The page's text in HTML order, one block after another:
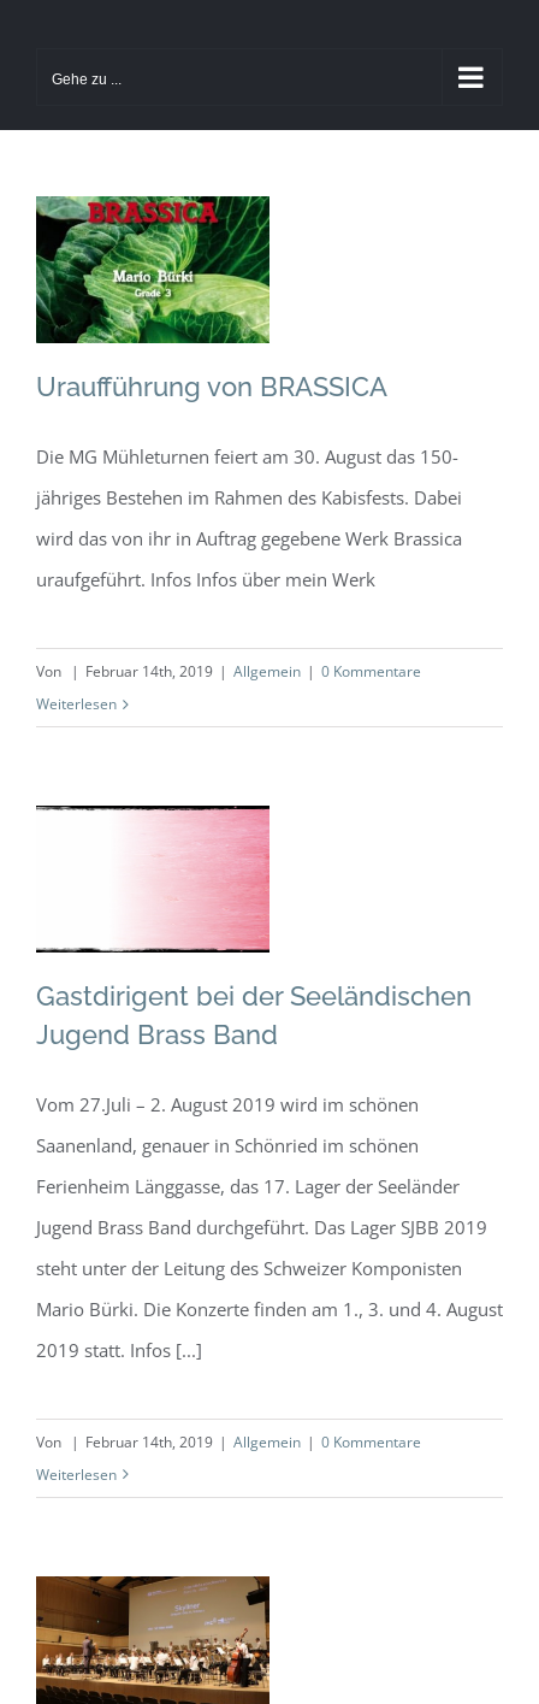
Gehe zu ...
Uraufführung von
BRASSICA
Allgemein
Uraufführung von BRASSICA
Die MG Mühleturnen feiert am 30. August das 150-
jähriges Bestehen im Rahmen des Kabisfests. Dabei
wird das von ihr in Auftrag gegebene Werk Brassica
uraufgeführt. Infos Infos über mein Werk
Von | Februar 14th, 2019 | Allgemein | 0 Kommentare
Weiterlesen
Seeländischen
Band
Allgemein
Gastdirigent bei der Seeländischen
Jugend Brass Band
Vom 27.Juli – 2. August 2019 wird im schönen
Saanenland, genauer in Schönried im schönen
Ferienheim Länggasse, das 17. Lager der Seeländer
Jugend Brass Band durchgeführt. Das Lager SJBB 2019
steht unter der Leitung des Schweizer Komponisten
Mario Bürki. Die Konzerte finden am 1., 3. und 4. August
2019 statt. Infos [...]
Von | Februar 14th, 2019 | Allgemein | 0 Kommentare
Weiterlesen
Gastdirigent beim
Jugendblasorchester
Zürich JBOZ